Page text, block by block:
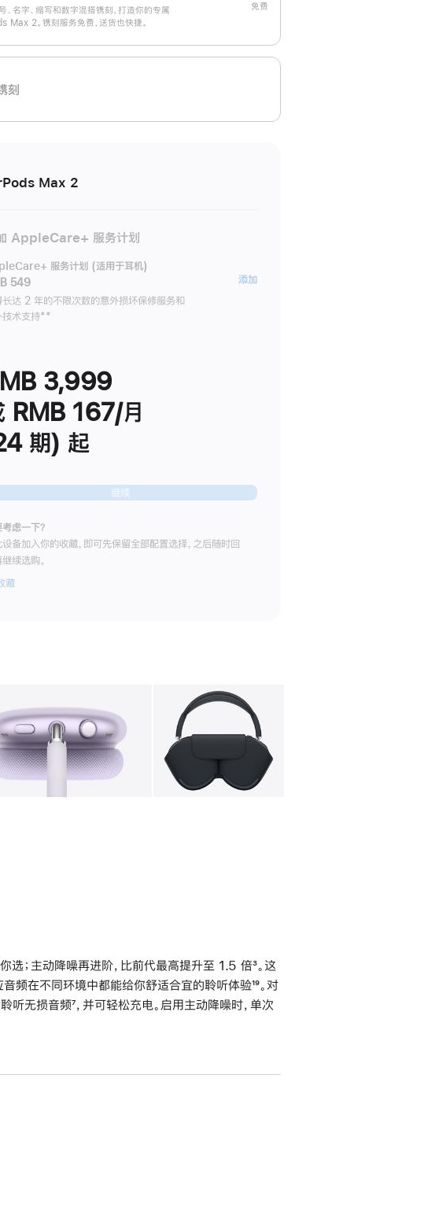
、名字、缩写和数字混搭镌刻，打造你的专属
Max 2。镌刻服务免费，送货也快捷。
免费
刻
Max 2
AppleCare+ 服务计划
服务计划 (适用于耳机)
549
长达 2 年的不限次数的意外损坏保修服务和
技术支持脚
**
添加AppleCare+
3,999
RMB 167/月
期) 起
继续
虑一下？
设备加入你的收藏，即可先保留全部配置选择，之后随时回
续选购。
藏
图库 图像 4 图像
选；主动降噪再进阶，比前代最高提升至 1.5 倍脚
注
³。这
频在不同环境中都能给你舒适合宜的聆听体验脚
注
¹⁹。对
听无损音频脚
⁷，并可轻松充电。启用主动降噪时，单次